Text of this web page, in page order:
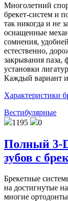
Многолетний
брекет-систем и
так никогда и не
оснащенные
сомнения,
естественно,
закрывания паза,
установки
Каждый вариант
Характеристики
Вестибулярные
1195
0
Полный 3-
зубов с
Брекетные
на достигнутые
многие